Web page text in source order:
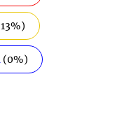
13%)
(0%)